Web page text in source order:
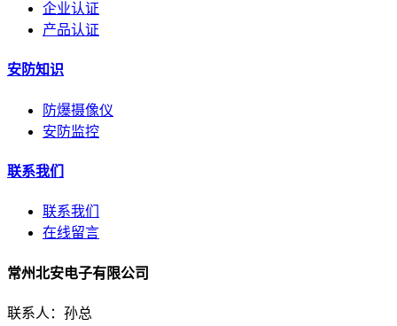
企业认证
产品认证
安防知识
防爆摄像仪
安防监控
联系我们
联系我们
在线留言
常州北安电子有限公司
联系人：孙总